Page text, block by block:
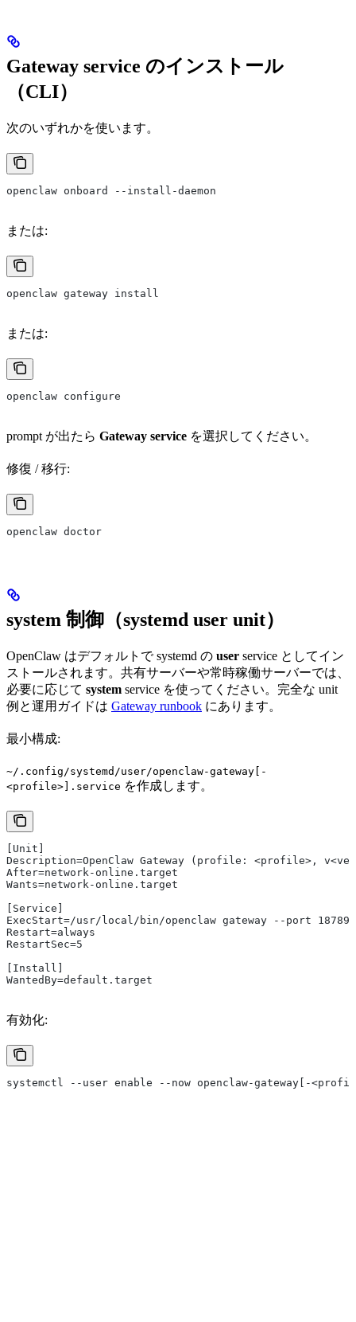
Gateway service のインストール
（CLI）
次のいずれかを使います。
openclaw onboard --install-daemon
または:
openclaw gateway install
または:
openclaw configure
prompt が出たら Gateway service を選択してください。
修復 / 移行:
openclaw doctor
system 制御（systemd user unit）
OpenClaw はデフォルトで systemd の user service としてイン
ストールされます。共有サーバーや常時稼働サーバーでは、
必要に応じて system service を使ってください。完全な unit
例と運用ガイドは Gateway runbook にあります。
最小構成:
~/.config/systemd/user/openclaw-gateway[-
<profile>].service を作成します。
[Unit]
Description=OpenClaw Gateway (profile: <profile>,
After=network-online.target
Wants=network-online.target
[Service]
ExecStart=/usr/local/bin/openclaw gateway --port 18789
Restart=always
RestartSec=5
[Install]
WantedBy=default.target
有効化:
systemctl --user enable --now openclaw-gateway[-